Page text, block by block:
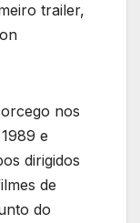
trailer,
nos
e
dirigidos
de
do